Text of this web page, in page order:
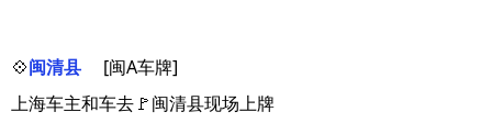
💠闽清县
[闽A车牌]
上海车主和车去🚩闽清县现场上牌